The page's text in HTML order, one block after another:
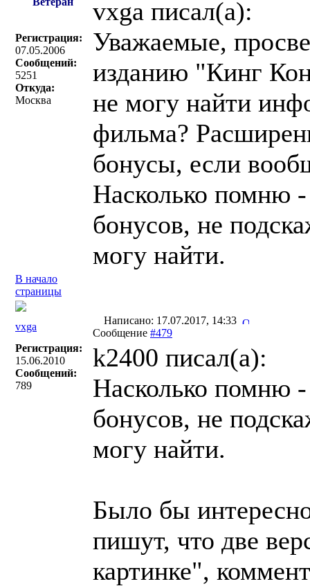
Регистрация:
07.05.2006
Сообщений:
5251
Откуда:
Москва
vxga писал(a):
Уважаемые,
изданию "Кинг
не могу найти
фильма?
бонусы, если
Насколько помню
бонусов, не
могу найти.
В начало
страницы
vxga
Написано: 17.07.2017, 14:33
Сообщение #479
Регистрация:
15.06.2010
Сообщений:
789
k2400 писал(a):
Насколько помню
бонусов, не
могу найти.
Было бы
пишут, что две
картинке",